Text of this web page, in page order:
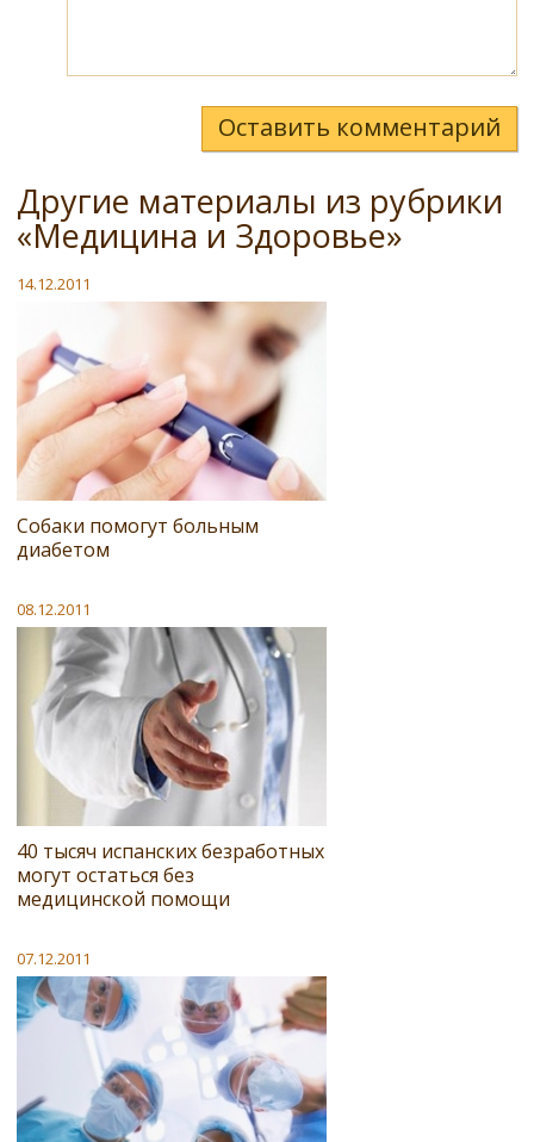
Оставить комментарий
Другие материалы из рубрики
«Медицина и Здоровье»
14.12.2011
Собаки помогут больным
диабетом
08.12.2011
40 тысяч испанских безработных
могут остаться без
медицинской помощи
07.12.2011